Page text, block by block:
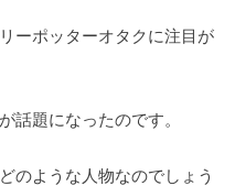
ーポッターオタクに注目が
話題になったのです。
のような人物なのでしょう